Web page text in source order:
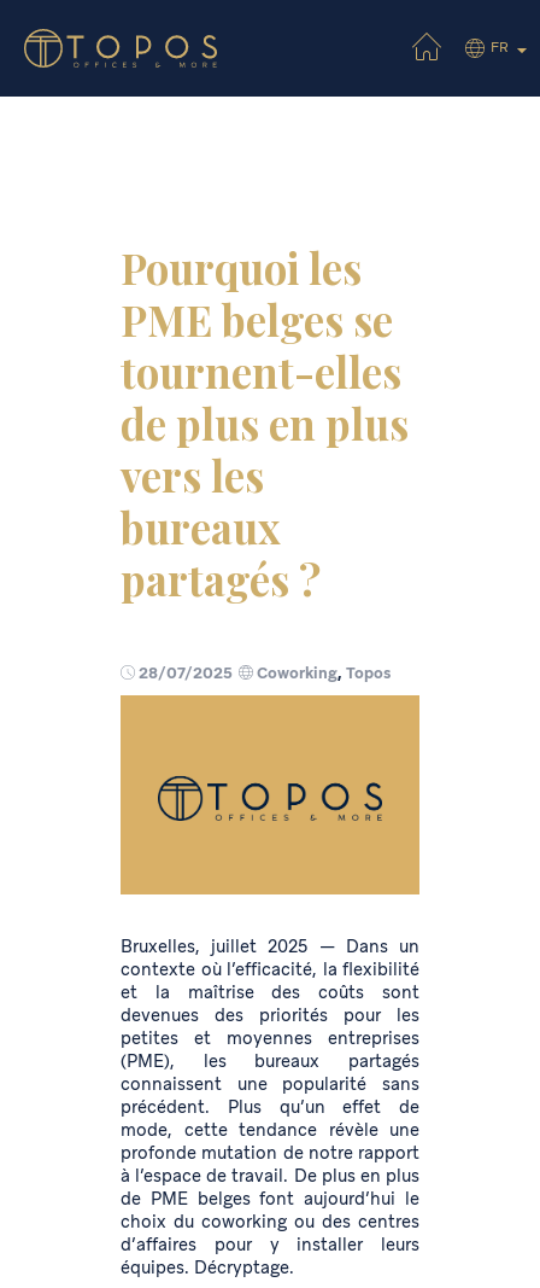
FR
Pourquoi les
PME belges se
tournent-elles
de plus en plus
vers les
bureaux
partagés ?
28/07/2025 Coworking, Topos
Bruxelles, juillet 2025 — Dans un
contexte où l’efficacité, la flexibilité
et la maîtrise des coûts sont
devenues des priorités pour les
petites et moyennes entreprises
(PME), les bureaux partagés
connaissent une popularité sans
précédent. Plus qu’un effet de
mode, cette tendance révèle une
profonde mutation de notre rapport
à l’espace de travail. De plus en plus
de PME belges font aujourd’hui le
choix du coworking ou des centres
d’affaires pour y installer leurs
équipes. Décryptage.